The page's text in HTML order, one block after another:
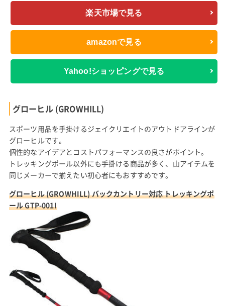
楽天市場で見る
amazonで見る
Yahoo!ショッピングで見る
グローヒル (GROWHILL)
スポーツ用品を手掛けるジェイクリエイトのアウトドアラインが
グローヒルです。
個性的なアイデアとコストパフォーマンスの良さがポイント。
トレッキングポール以外にも手掛ける商品が多く、山アイテムを
同じメーカーで揃えたい初心者にもおすすめです。
グローヒル (GROWHILL) バックカントリー対応 トレッキングポ
ール GTP-001I